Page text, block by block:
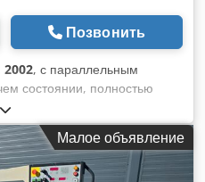
Позвонить
2002, с параллельным
состоянии, полностью
в хорошем состоянии
частично
Производитель:
Год выпуска: 2002
Малое объявление